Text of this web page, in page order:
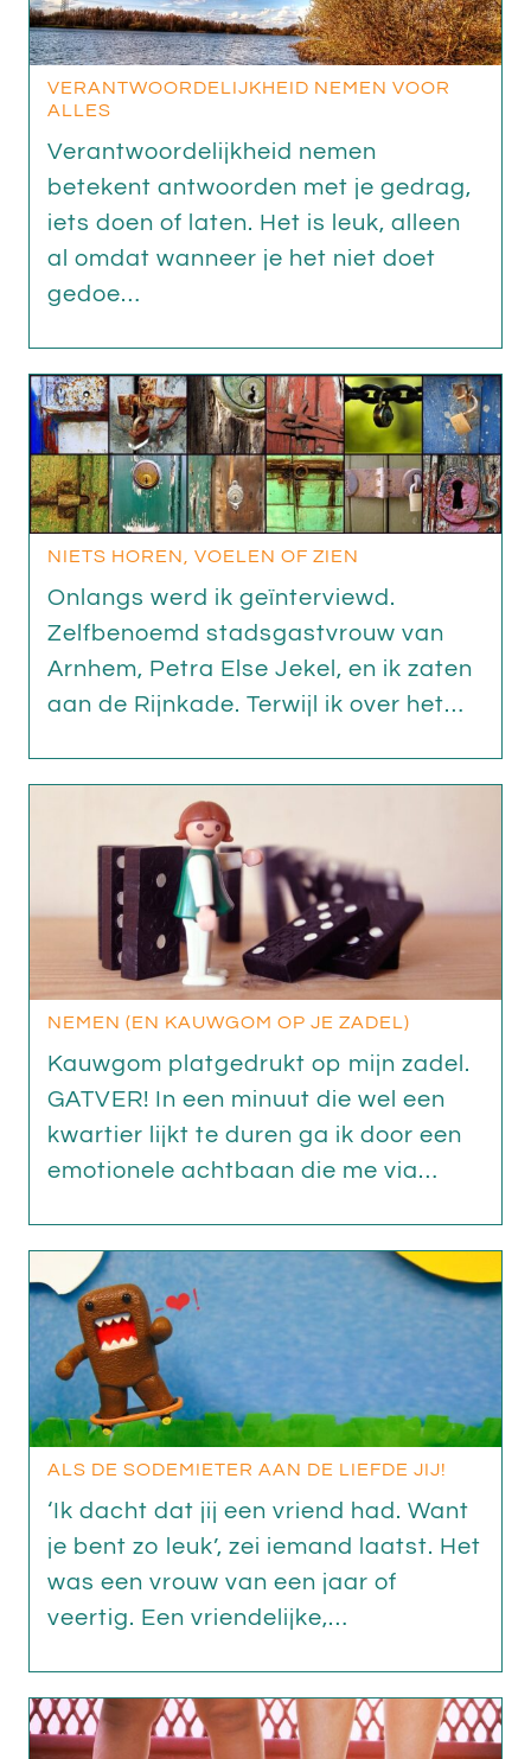
VERANTWOORDELIJKHEID NEMEN VOOR
ALLES
Verantwoordelijkheid nemen
betekent antwoorden met je gedrag,
iets doen of laten. Het is leuk, alleen
al omdat wanneer je het niet doet
gedoe…
NIETS HOREN, VOELEN OF ZIEN
Onlangs werd ik geïnterviewd.
Zelfbenoemd stadsgastvrouw van
Arnhem, Petra Else Jekel, en ik zaten
aan de Rijnkade. Terwijl ik over het…
NEMEN (EN KAUWGOM OP JE ZADEL)
Kauwgom platgedrukt op mijn zadel.
GATVER! In een minuut die wel een
kwartier lijkt te duren ga ik door een
emotionele achtbaan die me via…
ALS DE SODEMIETER AAN DE LIEFDE JIJ!
‘Ik dacht dat jij een vriend had. Want
je bent zo leuk’, zei iemand laatst. Het
was een vrouw van een jaar of
veertig. Een vriendelijke,…